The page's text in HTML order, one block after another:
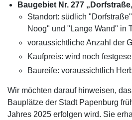
Baugebiet Nr. 277
Standort: südlich
Noog" und "Lange Wand" in
voraussichtliche Anzahl der
Kaufpreis: wird noch
Baureife: voraussichtlich
Wir möchten darauf hinweisen,
Bauplätze der Stadt Papenburg
Jahres 2025 erfolgen wird. Sie